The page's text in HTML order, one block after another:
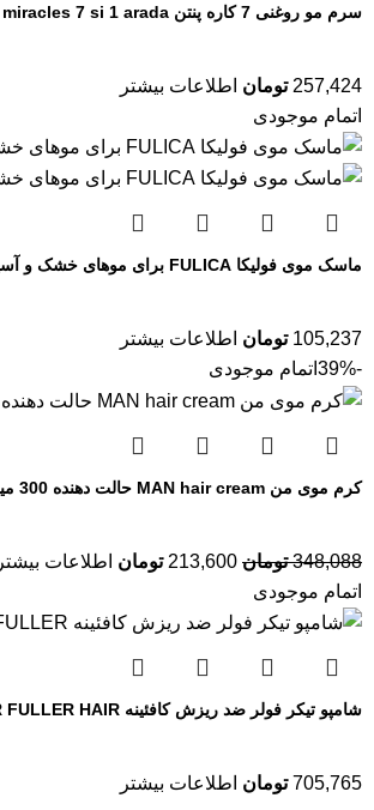
سرم مو روغنی 7 کاره پنتن Pantene pro-v miracles 7 si 1 arada
257,424 تومان اطلاعات بیشتر
اتمام موجودی
ماسک موی فولیکا FULICA برای موهای خشک و آسیب دیده
105,237 تومان اطلاعات بیشتر
-39%
اتمام موجودی
کرم موی من MAN hair cream حالت دهنده 300 میلی
348,088 تومان 213,600 تومان اطلاعات بیشتر
اتمام موجودی
شامپو تیکر فولر ضد ریزش کافئینه THICKER FULLER HAIR
705,765 تومان اطلاعات بیشتر